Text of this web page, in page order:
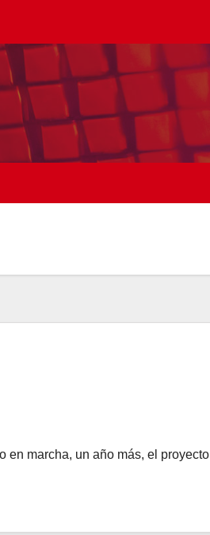
en marcha, un año más, el proyecto